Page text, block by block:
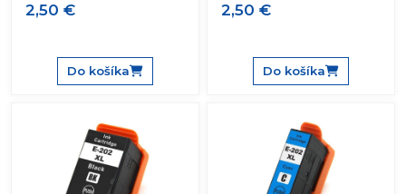
2,50 €
Do košíka
2,50 €
Do košíka